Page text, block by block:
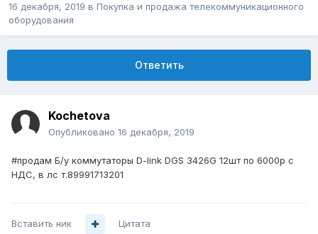
16 декабря, 2019 в Покупка и продажа телекоммуникационного
оборудования
Ответить
Kochetova
Опубликовано 16 декабря, 2019
#продам Б/у коммутаторы D-link DGS 3426G 12шт по 6000р с
НДС, в лс т.89991713201
Вставить ник Цитата